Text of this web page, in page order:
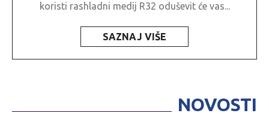
koristi rashladni medij R32 oduševit će vas...
SAZNAJ VIŠE
NOVOSTI